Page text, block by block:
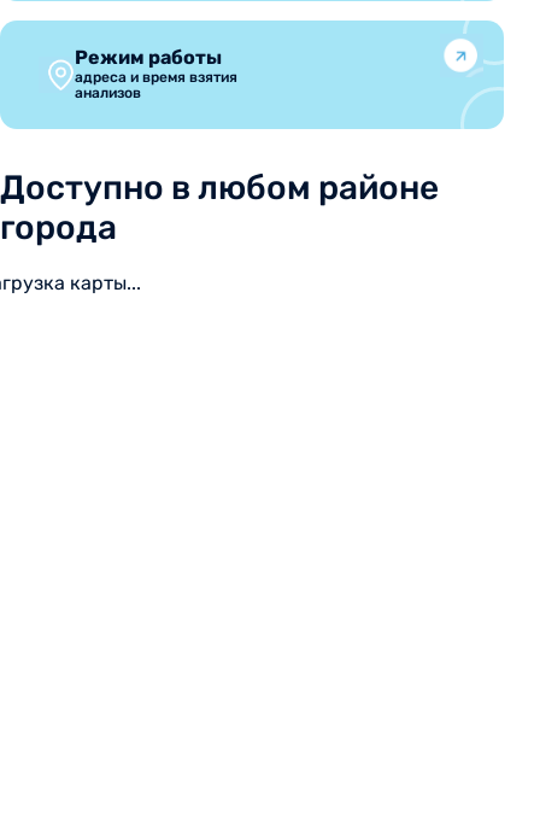
Режим работы
адреса и время взятия
анализов
Доступно в любом районе
города
карты...